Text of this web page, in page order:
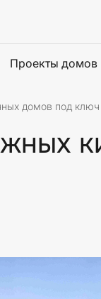
Проекты домов
домов под ключ